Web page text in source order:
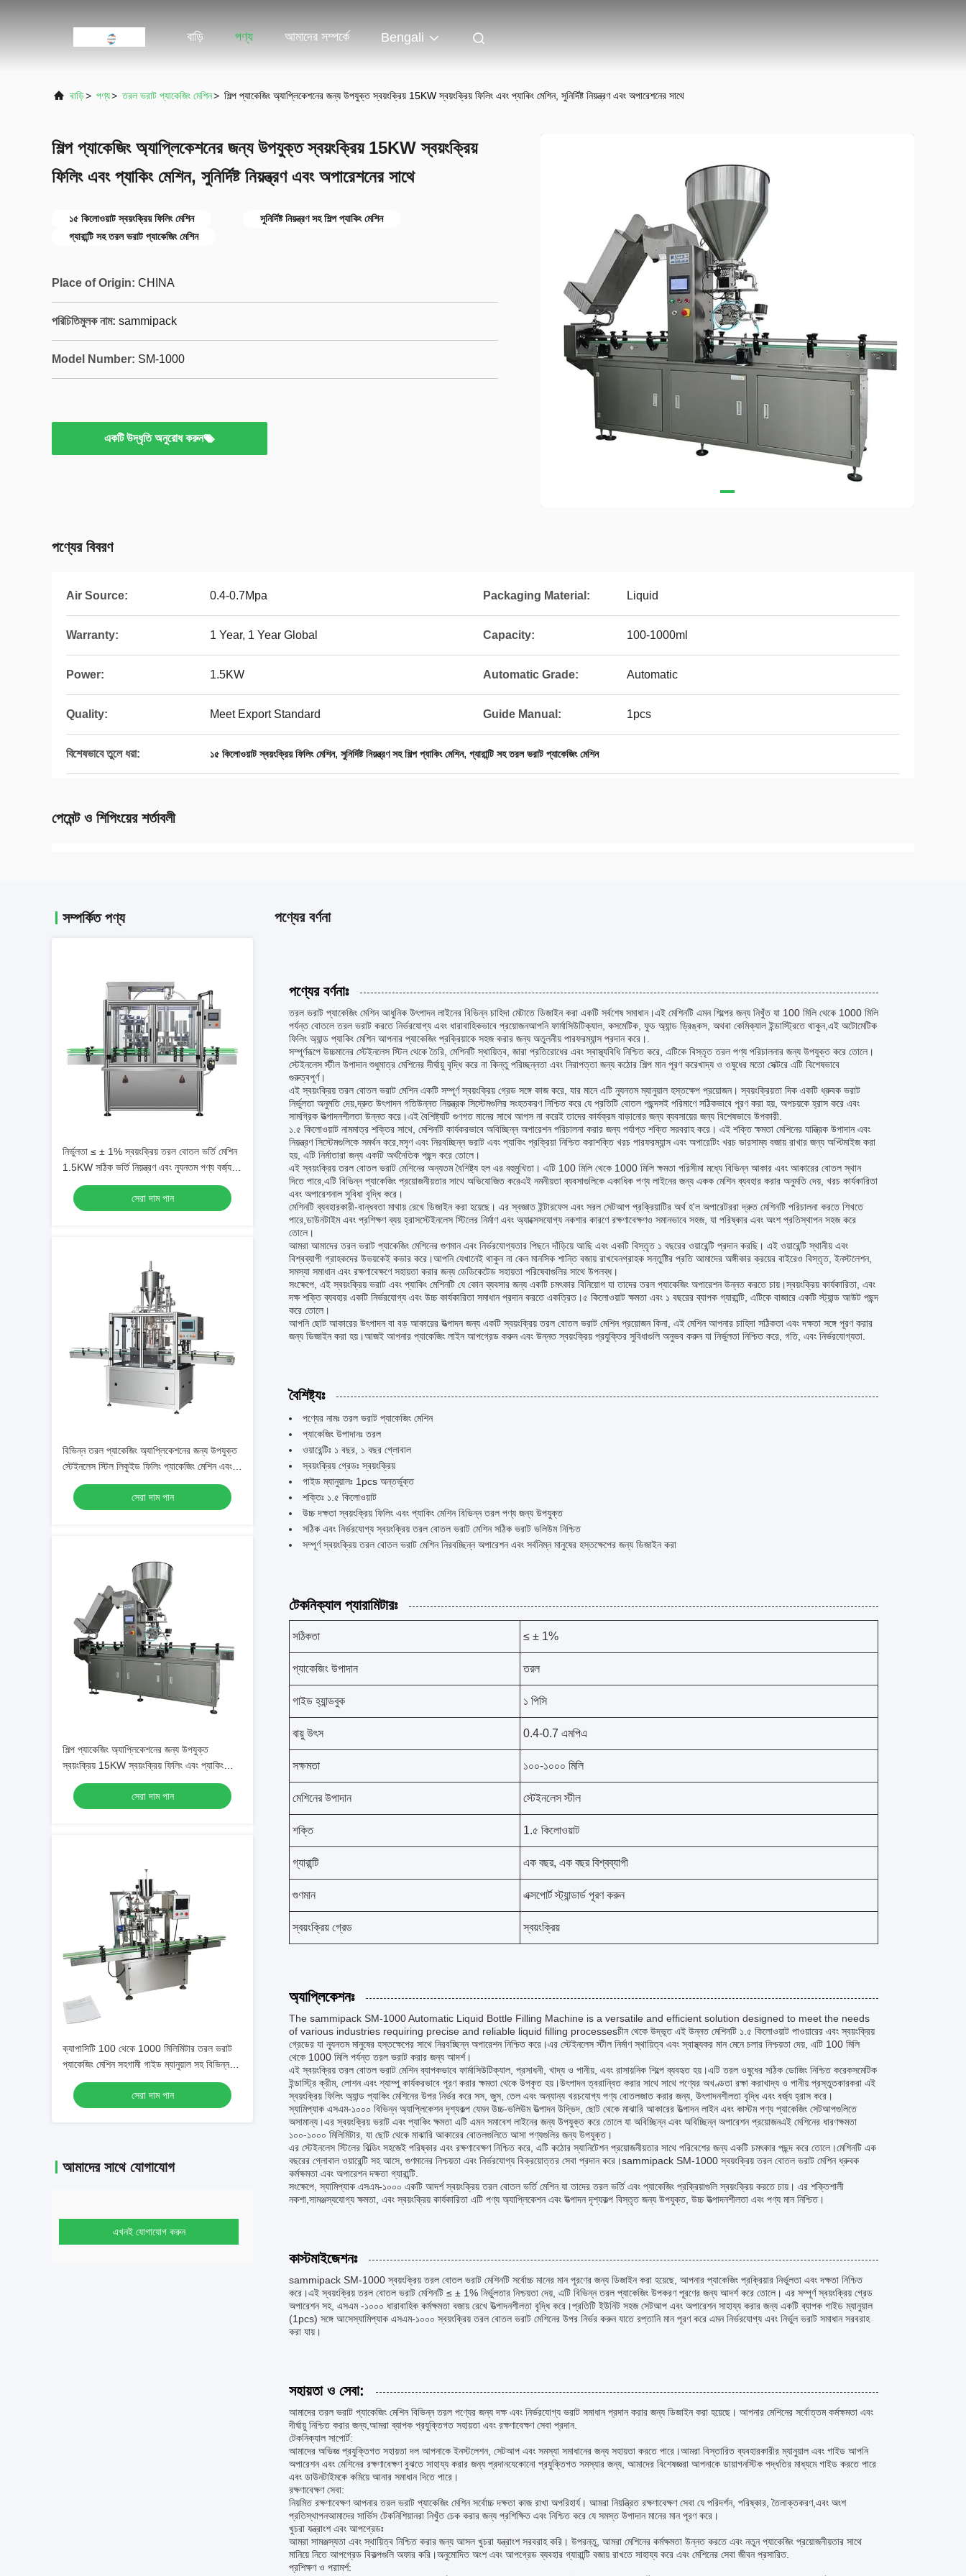
বাড়ি পণ্য আমাদের সম্পর্কে Bengali
বাড়ি> পণ্য> তরল ভরাট প্যাকেজিং মেশিন> শিল্প প্যাকেজিং অ্যাপ্লিকেশনের জন্য উপযুক্ত স্বয়ংক্রিয় 15KW স্বয়ংক্রিয় ফিলিং এবং প্যাকিং মেশিন, সুনির্দিষ্ট নিয়ন্ত্রণ এবং অপারেশনের সাথে
শিল্প প্যাকেজিং অ্যাপ্লিকেশনের জন্য উপযুক্ত স্বয়ংক্রিয় 15KW স্বয়ংক্রিয়
ফিলিং এবং প্যাকিং মেশিন, সুনির্দিষ্ট নিয়ন্ত্রণ এবং অপারেশনের সাথে
১৫ কিলোওয়াট স্বয়ংক্রিয় ফিলিং মেশিন
সুনির্দিষ্ট নিয়ন্ত্রণ সহ শিল্প প্যাকিং মেশিন
গ্যারান্টি সহ তরল ভরাট প্যাকেজিং মেশিন
Place of Origin: CHINA
পরিচিতিমুলক নাম: sammipack
Model Number: SM-1000
একটি উদ্ধৃতি অনুরোধ করুন
পণ্যের বিবরণ
Air Source: 0.4-0.7Mpa Packaging Material: Liquid
Warranty: 1 Year, 1 Year Global Capacity: 100-1000ml
Power: 1.5KW Automatic Grade: Automatic
Quality: Meet Export Standard Guide Manual: 1pcs
বিশেষভাবে তুলে ধরা: ১৫ কিলোওয়াট স্বয়ংক্রিয় ফিলিং মেশিন, সুনির্দিষ্ট নিয়ন্ত্রণ সহ শিল্প প্যাকিং মেশিন, গ্যারান্টি সহ তরল ভরাট প্যাকেজিং মেশিন
পেমেন্ট ও শিপিংয়ের শর্তাবলী
সম্পর্কিত পণ্য
নির্ভুলতা ≤ ± 1% স্বয়ংক্রিয় তরল বোতল ভর্তি মেশিন
1.5KW সঠিক ভর্তি নিয়ন্ত্রণ এবং ন্যূনতম পণ্য বর্জ্য
প্রদান করে
সেরা দাম পান
বিভিন্ন তরল প্যাকেজিং অ্যাপ্লিকেশনের জন্য উপযুক্ত
স্টেইনলেস স্টিল লিকুইড ফিলিং প্যাকেজিং মেশিন এবং
ফিলিং সলিউশন
সেরা দাম পান
শিল্প প্যাকেজিং অ্যাপ্লিকেশনের জন্য উপযুক্ত
স্বয়ংক্রিয় 15KW স্বয়ংক্রিয় ফিলিং এবং প্যাকিং
মেশিন, সুনির্দিষ্ট নিয়ন্ত্রণ এবং অপারেশনের সাথে
সেরা দাম পান
ক্যাপাসিটি 100 থেকে 1000 মিলিমিটার তরল ভরাট
প্যাকেজিং মেশিন সহগামী গাইড ম্যানুয়াল সহ বিভিন্ন
তরল প্যাকেজিং উপকরণ সমর্থন করে
সেরা দাম পান
আমাদের সাথে যোগাযোগ
এখনই যোগাযোগ করুন
পণ্যের বর্ণনা
পণ্যের বর্ণনাঃ
তরল ভরাট প্যাকেজিং মেশিন আধুনিক উৎপাদন লাইনের বিভিন্ন চাহিদা মেটাতে ডিজাইন করা একটি সর্বশেষ সমাধান।এই মেশিনটি এমন শিল্পের জন্য নিখুঁত যা 100 মিলি থেকে 1000 মিলি
পর্যন্ত বোতলে তরল ভরাট করতে নির্ভরযোগ্য এবং ধারাবাহিকভাবে প্রয়োজনআপনি ফার্মাসিউটিক্যাল, কসমেটিক, ফুড অ্যান্ড ড্রিঙ্কস, অথবা কেমিক্যাল ইন্ডাস্ট্রিতে থাকুন,এই অটোমেটিক
ফিলিং অ্যান্ড প্যাকিং মেশিন আপনার প্যাকেজিং প্রক্রিয়াকে সহজ করার জন্য অতুলনীয় পারফরম্যান্স প্রদান করে।.
সম্পূর্ণরূপে উচ্চমানের স্টেইনলেস স্টিল থেকে তৈরি, মেশিনটি স্থায়িত্ব, জারা প্রতিরোধের এবং স্বাস্থ্যবিধি নিশ্চিত করে, এটিকে বিস্তৃত তরল পণ্য পরিচালনার জন্য উপযুক্ত করে তোলে।
স্টেইনলেস স্টীল উপাদান শুধুমাত্র মেশিনের দীর্ঘায়ু বৃদ্ধি করে না কিন্তু পরিচ্ছন্নতা এবং নিরাপত্তা জন্য কঠোর শিল্প মান পূরণ করেখাদ্য ও ওষুধের মতো সেক্টরে এটি বিশেষভাবে
গুরুত্বপূর্ণ।
এই স্বয়ংক্রিয় তরল বোতল ভরাট মেশিন একটি সম্পূর্ণ স্বয়ংক্রিয় গ্রেড সঙ্গে কাজ করে, যার মানে এটি ন্যূনতম ম্যানুয়াল হস্তক্ষেপ প্রয়োজন। স্বয়ংক্রিয়তা দিক একটি ধ্রুবক ভরাট
নির্ভুলতা অনুমতি দেয়,দ্রুত উৎপাদন গতিউন্নত নিয়ন্ত্রক সিস্টেমগুলির সংহতকরণ নিশ্চিত করে যে প্রতিটি বোতল পছন্দসই পরিমাণে সঠিকভাবে পূরণ করা হয়, অপচয়কে হ্রাস করে এবং
সামগ্রিক উত্পাদনশীলতা উন্নত করে।এই বৈশিষ্ট্যটি গুণগত মানের সাথে আপস না করেই তাদের কার্যক্রম বাড়ানোর জন্য ব্যবসায়ের জন্য বিশেষভাবে উপকারী.
১.৫ কিলোওয়াট নামমাত্র শক্তির সাথে, মেশিনটি কার্যকরভাবে অবিচ্ছিন্ন অপারেশন পরিচালনা করার জন্য পর্যাপ্ত শক্তি সরবরাহ করে। এই শক্তি ক্ষমতা মেশিনের যান্ত্রিক উপাদান এবং
নিয়ন্ত্রণ সিস্টেমগুলিকে সমর্থন করে,মসৃণ এবং নিরবচ্ছিন্ন ভরাট এবং প্যাকিং প্রক্রিয়া নিশ্চিত করাশক্তি খরচ পারফরম্যান্স এবং অপারেটিং খরচ ভারসাম্য বজায় রাখার জন্য অপ্টিমাইজ করা
হয়, এটি নির্মাতারা জন্য একটি অর্থনৈতিক পছন্দ করে তোলে।
এই স্বয়ংক্রিয় তরল বোতল ভরাট মেশিনের অন্যতম বৈশিষ্ট্য হল এর বহুমুখিতা। এটি 100 মিলি থেকে 1000 মিলি ক্ষমতা পরিসীমা মধ্যে বিভিন্ন আকার এবং আকারের বোতল স্থান
দিতে পারে,এটি বিভিন্ন প্যাকেজিং প্রয়োজনীয়তার সাথে অভিযোজিত করেএই নমনীয়তা ব্যবসাগুলিকে একাধিক পণ্য লাইনের জন্য একক মেশিন ব্যবহার করার অনুমতি দেয়, খরচ কার্যকারিতা
এবং অপারেশনাল সুবিধা বৃদ্ধি করে।
মেশিনটি ব্যবহারকারী-বান্ধবতা মাথায় রেখে ডিজাইন করা হয়েছে। এর স্বজ্ঞাত ইন্টারফেস এবং সরল সেটআপ প্রক্রিয়াটির অর্থ হ'ল অপারেটররা দ্রুত মেশিনটি পরিচালনা করতে শিখতে
পারে,ডাউনটাইম এবং প্রশিক্ষণ ব্যয় হ্রাসস্টেইনলেস স্টিলের নির্মাণ এবং অ্যাক্সেসযোগ্য নকশার কারণে রক্ষণাবেক্ষণও সমানভাবে সহজ, যা পরিষ্কার এবং অংশ প্রতিস্থাপন সহজ করে
তোলে।
আমরা আমাদের তরল ভরাট প্যাকেজিং মেশিনের গুণমান এবং নির্ভরযোগ্যতার পিছনে দাঁড়িয়ে আছি এবং একটি বিস্তৃত ১ বছরের ওয়ারেন্টি প্রদান করছি। এই ওয়ারেন্টি স্থানীয় এবং
বিশ্বব্যাপী গ্রাহকদের উভয়কেই কভার করে।আপনি যেখানেই থাকুন না কেন মানসিক শান্তি বজায় রাখবেনগ্রাহক সন্তুষ্টির প্রতি আমাদের অঙ্গীকার ক্রয়ের বাইরেও বিস্তৃত, ইনস্টলেশন,
সমস্যা সমাধান এবং রক্ষণাবেক্ষণে সহায়তা করার জন্য ডেডিকেটেড সহায়তা পরিষেবাগুলির সাথে উপলব্ধ।
সংক্ষেপে, এই স্বয়ংক্রিয় ভরাট এবং প্যাকিং মেশিনটি যে কোন ব্যবসার জন্য একটি চমৎকার বিনিয়োগ যা তাদের তরল প্যাকেজিং অপারেশন উন্নত করতে চায়।স্বয়ংক্রিয় কার্যকারিতা, এবং
দক্ষ শক্তি ব্যবহার একটি নির্ভরযোগ্য এবং উচ্চ কার্যকারিতা সমাধান প্রদান করতে একত্রিত।৫ কিলোওয়াট ক্ষমতা এবং ১ বছরের ব্যাপক গ্যারান্টি, এটিকে বাজারে একটি স্ট্যান্ড আউট পছন্দ
করে তোলে।
আপনি ছোট আকারের উৎপাদন বা বড় আকারের উত্পাদন জন্য একটি স্বয়ংক্রিয় তরল বোতল ভরাট মেশিন প্রয়োজন কিনা, এই মেশিন আপনার চাহিদা সঠিকতা এবং দক্ষতা সঙ্গে পূরণ করার
জন্য ডিজাইন করা হয়।আজই আপনার প্যাকেজিং লাইন আপগ্রেড করুন এবং উন্নত স্বয়ংক্রিয় প্রযুক্তির সুবিধাগুলি অনুভব করুন যা নির্ভুলতা নিশ্চিত করে, গতি, এবং নির্ভরযোগ্যতা.
বৈশিষ্ট্যঃ
পণ্যের নামঃ তরল ভরাট প্যাকেজিং মেশিন
প্যাকেজিং উপাদানঃ তরল
ওয়ারেন্টিঃ ১ বছর, ১ বছর গ্লোবাল
স্বয়ংক্রিয় গ্রেডঃ স্বয়ংক্রিয়
গাইড ম্যানুয়ালঃ 1pcs অন্তর্ভুক্ত
শক্তিঃ ১.৫ কিলোওয়াট
উচ্চ দক্ষতা স্বয়ংক্রিয় ফিলিং এবং প্যাকিং মেশিন বিভিন্ন তরল পণ্য জন্য উপযুক্ত
সঠিক এবং নির্ভরযোগ্য স্বয়ংক্রিয় তরল বোতল ভরাট মেশিন সঠিক ভরাট ভলিউম নিশ্চিত
সম্পূর্ণ স্বয়ংক্রিয় তরল বোতল ভরাট মেশিন নিরবচ্ছিন্ন অপারেশন এবং সর্বনিম্ন মানুষের হস্তক্ষেপের জন্য ডিজাইন করা
টেকনিক্যাল প্যারামিটারঃ
সঠিকতা ≤ ± 1%
প্যাকেজিং উপাদান তরল
গাইড হ্যান্ডবুক ১ পিসি
বায়ু উৎস 0.4-0.7 এমপিএ
সক্ষমতা ১০০-১০০০ মিলি
মেশিনের উপাদান স্টেইনলেস স্টীল
শক্তি 1.৫ কিলোওয়াট
গ্যারান্টি এক বছর, এক বছর বিশ্বব্যাপী
গুণমান এক্সপোর্ট স্ট্যান্ডার্ড পূরণ করুন
স্বয়ংক্রিয় গ্রেড স্বয়ংক্রিয়
অ্যাপ্লিকেশনঃ
The sammipack SM-1000 Automatic Liquid Bottle Filling Machine is a versatile and efficient solution designed to meet the needs
of various industries requiring precise and reliable liquid filling processesচীন থেকে উদ্ভূত এই উন্নত মেশিনটি ১.৫ কিলোওয়াট পাওয়ারের এবং স্বয়ংক্রিয়
গ্রেডের যা ন্যূনতম মানুষের হস্তক্ষেপের সাথে নিরবচ্ছিন্ন অপারেশন নিশ্চিত করে।এর স্টেইনলেস স্টীল নির্মাণ স্থায়িত্ব এবং স্বাস্থ্যকর মান মেনে চলার নিশ্চয়তা দেয়, এটি 100 মিলি
থেকে 1000 মিলি পর্যন্ত তরল ভরাট করার জন্য আদর্শ।
এই স্বয়ংক্রিয় তরল বোতল ভরাট মেশিন ব্যাপকভাবে ফার্মাসিউটিক্যাল, প্রসাধনী, খাদ্য ও পানীয়, এবং রাসায়নিক শিল্পে ব্যবহৃত হয়।এটি তরল ওষুধের সঠিক ডোজিং নিশ্চিত করেকসমেটিক
ইন্ডাস্ট্রি ক্রীম, লোশন এবং শ্যাম্পু কার্যকরভাবে পূরণ করার ক্ষমতা থেকে উপকৃত হয়।উৎপাদন ত্বরান্বিত করার সাথে সাথে পণ্যের অখণ্ডতা রক্ষা করাখাদ্য ও পানীয় প্রস্তুতকারকরা এই
স্বয়ংক্রিয় ফিলিং অ্যান্ড প্যাকিং মেশিনের উপর নির্ভর করে সস, জুস, তেল এবং অন্যান্য খরচযোগ্য পণ্য বোতলজাত করার জন্য, উৎপাদনশীলতা বৃদ্ধি এবং বর্জ্য হ্রাস করে।
স্যামিপ্যাক এসএম-১০০০ বিভিন্ন অ্যাপ্লিকেশন দৃশ্যকল্প যেমন উচ্চ-ভলিউম উত্পাদন উদ্ভিদ, ছোট থেকে মাঝারি আকারের উত্পাদন লাইন এবং কাস্টম পণ্য প্যাকেজিং সেটআপগুলিতে
অসামান্য।এর স্বয়ংক্রিয় ভরাট এবং প্যাকিং ক্ষমতা এটি এমন সমাবেশ লাইনের জন্য উপযুক্ত করে তোলে যা অবিচ্ছিন্ন এবং অবিচ্ছিন্ন অপারেশন প্রয়োজনএই মেশিনের ধারণক্ষমতা
১০০-১০০০ মিলিমিটার, যা ছোট থেকে মাঝারি আকারের বোতলগুলিতে আসা পণ্যগুলির জন্য উপযুক্ত।
এর স্টেইনলেস স্টিলের বিল্ডিং সহজেই পরিষ্কার এবং রক্ষণাবেক্ষণ নিশ্চিত করে, এটি কঠোর স্যানিটেশন প্রয়োজনীয়তার সাথে পরিবেশের জন্য একটি চমৎকার পছন্দ করে তোলে।মেশিনটি এক
বছরের গ্লোবাল ওয়ারেন্টি সহ আসে, গুণমানের নিশ্চয়তা এবং নির্ভরযোগ্য বিক্রয়োত্তর সেবা প্রদান করে।sammipack SM-1000 স্বয়ংক্রিয় তরল বোতল ভরাট মেশিন ধ্রুবক
কর্মক্ষমতা এবং অপারেশন দক্ষতা গ্যারান্টি.
সংক্ষেপে, স্যামিপ্যাক এসএম-১০০০ একটি আদর্শ স্বয়ংক্রিয় তরল বোতল ভর্তি মেশিন যা তাদের তরল ভর্তি এবং প্যাকেজিং প্রক্রিয়াগুলি স্বয়ংক্রিয় করতে চায়। এর শক্তিশালী
নকশা,সামঞ্জস্যযোগ্য ক্ষমতা, এবং স্বয়ংক্রিয় কার্যকারিতা এটি পণ্য অ্যাপ্লিকেশন এবং উত্পাদন দৃশ্যকল্প বিস্তৃত জন্য উপযুক্ত, উচ্চ উত্পাদনশীলতা এবং পণ্য মান নিশ্চিত।
কাস্টমাইজেশনঃ
sammipack SM-1000 স্বয়ংক্রিয় তরল বোতল ভরাট মেশিনটি সর্বোচ্চ মানের মান পূরণের জন্য ডিজাইন করা হয়েছে, আপনার প্যাকেজিং প্রক্রিয়ার নির্ভুলতা এবং দক্ষতা নিশ্চিত
করে।এই স্বয়ংক্রিয় তরল বোতল ভরাট মেশিনটি ≤ ± 1% নির্ভুলতার নিশ্চয়তা দেয়, এটি বিভিন্ন তরল প্যাকেজিং উপকরণ পূরণের জন্য আদর্শ করে তোলে। এর সম্পূর্ণ স্বয়ংক্রিয় গ্রেড
অপারেশন সহ, এসএম -১০০০ ধারাবাহিক কর্মক্ষমতা বজায় রেখে উত্পাদনশীলতা বৃদ্ধি করে।প্রতিটি ইউনিট সহজ সেটআপ এবং অপারেশন সাহায্য করার জন্য একটি ব্যাপক গাইড ম্যানুয়াল
(1pcs) সঙ্গে আসেস্যামিপ্যাক এসএম-১০০০ স্বয়ংক্রিয় তরল বোতল ভরাট মেশিনের উপর নির্ভর করুন যাতে রপ্তানি মান পূরণ করে এমন নির্ভরযোগ্য এবং নির্ভুল ভরাট সমাধান সরবরাহ
করা যায়।
সহায়তা ও সেবা:
আমাদের তরল ভরাট প্যাকেজিং মেশিন বিভিন্ন তরল পণ্যের জন্য দক্ষ এবং নির্ভরযোগ্য ভরাট সমাধান প্রদান করার জন্য ডিজাইন করা হয়েছে। আপনার মেশিনের সর্বোত্তম কর্মক্ষমতা এবং
দীর্ঘায়ু নিশ্চিত করার জন্য,আমরা ব্যাপক প্রযুক্তিগত সহায়তা এবং রক্ষণাবেক্ষণ সেবা প্রদান.
টেকনিক্যাল সাপোর্ট:
আমাদের অভিজ্ঞ প্রযুক্তিগত সহায়তা দল আপনাকে ইনস্টলেশন, সেটআপ এবং সমস্যা সমাধানের জন্য সহায়তা করতে পারে।আমরা বিস্তারিত ব্যবহারকারীর ম্যানুয়াল এবং গাইড আপনি
অপারেশন এবং মেশিনের রক্ষণাবেক্ষণ বুঝতে সাহায্য করার জন্য প্রদানযেকোনো প্রযুক্তিগত সমস্যার জন্য, আমাদের বিশেষজ্ঞরা আপনাকে ডায়াগনস্টিক পদ্ধতির মাধ্যমে গাইড করতে পারে
এবং ডাউনটাইমকে কমিয়ে আনার সমাধান দিতে পারে।
রক্ষণাবেক্ষণ সেবা:
নিয়মিত রক্ষণাবেক্ষণ আপনার তরল ভরাট প্যাকেজিং মেশিন সর্বোচ্চ দক্ষতা কাজ রাখা অপরিহার্য। আমরা নিয়ন্ত্রিত রক্ষণাবেক্ষণ সেবা যে পরিদর্শন, পরিষ্কার, তৈলাক্তকরণ,এবং অংশ
প্রতিস্থাপনআমাদের সার্ভিস টেকনিশিয়ানরা নিখুঁত চেক করার জন্য প্রশিক্ষিত এবং নিশ্চিত করে যে সমস্ত উপাদান মানের মান পূরণ করে।
খুচরা যন্ত্রাংশ এবং আপগ্রেডঃ
আমরা সামঞ্জস্যতা এবং স্থায়িত্ব নিশ্চিত করার জন্য আসল খুচরা যন্ত্রাংশ সরবরাহ করি। উপরন্তু, আমরা মেশিনের কর্মক্ষমতা উন্নত করতে এবং নতুন প্যাকেজিং প্রয়োজনীয়তার সাথে
মানিয়ে নিতে আপগ্রেড বিকল্পগুলি অফার করি।অনুমোদিত অংশ এবং আপগ্রেড ব্যবহার গ্যারান্টি বজায় রাখতে সাহায্য করে এবং মেশিনের সেবা জীবন প্রসারিত.
প্রশিক্ষণ ও পরামর্শ: